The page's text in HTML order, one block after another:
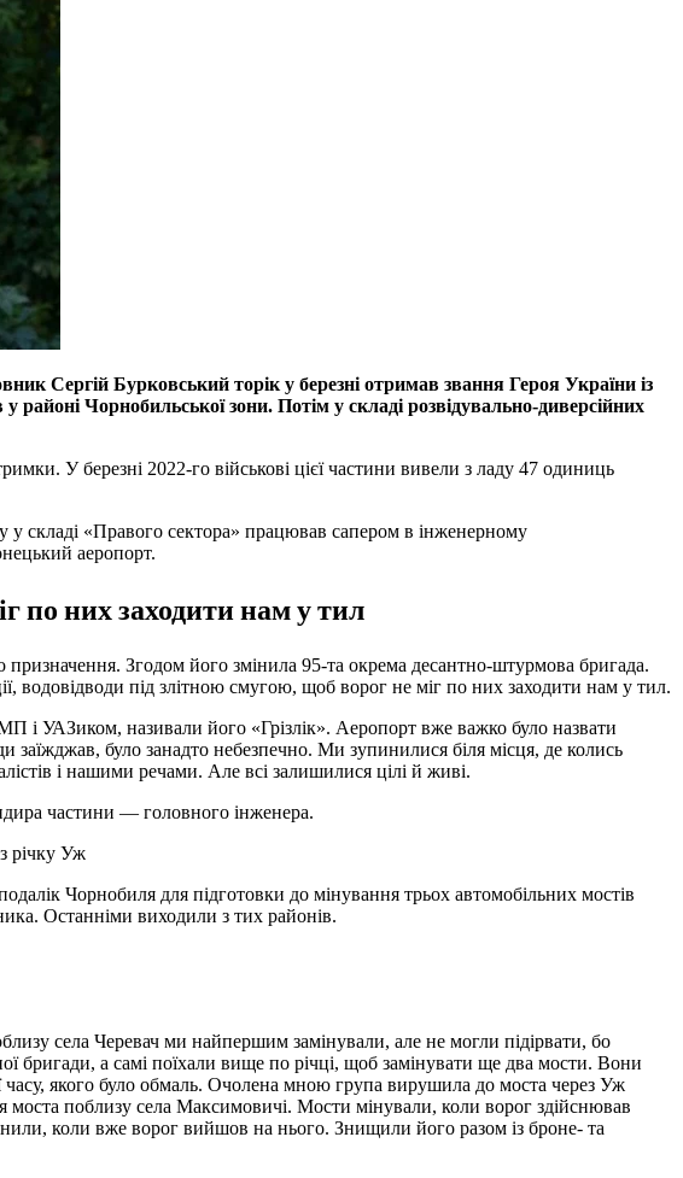
Сергій Бурковський торік у березні отримав звання Героя України із
Чорнобильської зони. Потім у складі розвідувально-диверсійних
У березні 2022-го військові цієї частини вивели з ладу 47 одиниць
у складі «Правого сектора» працював сапером в інженерному
аеропорт.
по них заходити нам у тил
Згодом його змінила 95-та окрема десантно-штурмова бригада.
водовідводи під злітною смугою, щоб ворог не міг по них заходити нам у тил.
і УАЗиком, називали його «Грізлік». Аеропорт вже важко було назвати
було занадто небезпечно. Ми зупинилися біля місця, де колись
і нашими речами. Але всі залишилися цілі й живі.
частини — головного інженера.
річку Уж
Чорнобиля для підготовки до мінування трьох автомобільних мостів
Останніми виходили з тих районів.
села Черевач ми найпершим замінували, але не могли підірвати, бо
бригади, а самі поїхали вище по річці, щоб замінувати ще два мости. Вони
часу, якого було обмаль. Очолена мною група вирушила до моста через Уж
поблизу села Максимовичі. Мости мінували, коли ворог здійснював
коли вже ворог вийшов на нього. Знищили його разом із броне- та